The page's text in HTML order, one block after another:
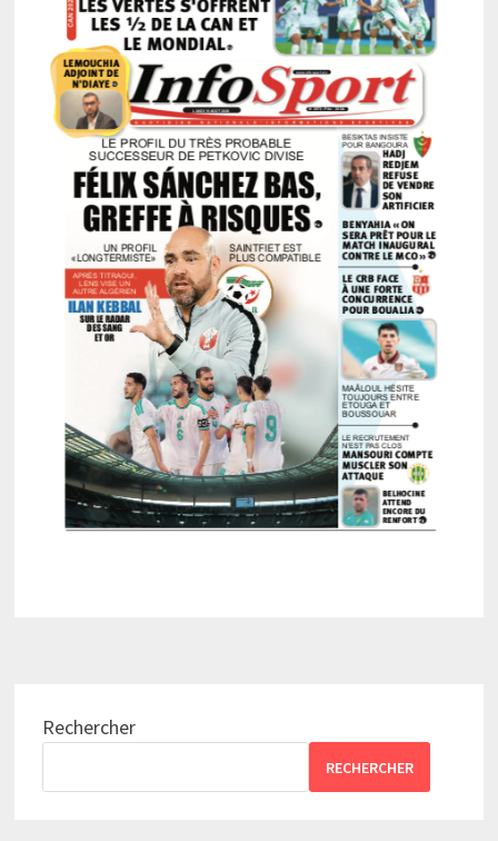
Rechercher
RECHERCHER